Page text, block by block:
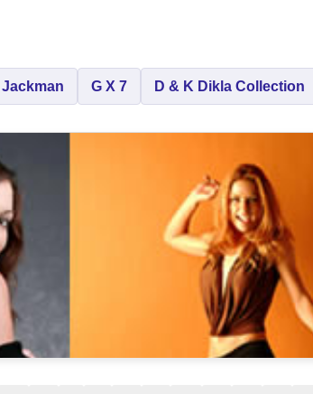
Jackman G X 7 D & K Dikla Collection